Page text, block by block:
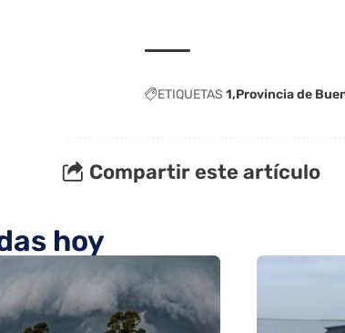
ETIQUETAS 1 Provincia de
Compartir este artículo
hoy